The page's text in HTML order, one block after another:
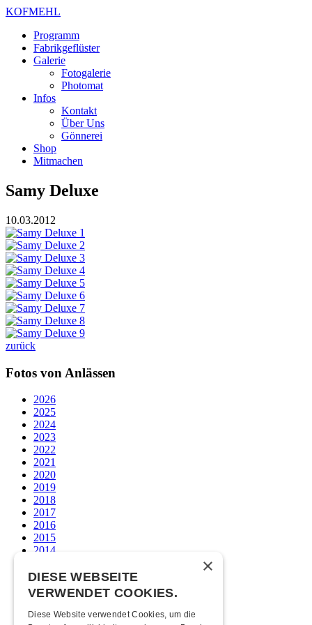
KOFMEHL
Programm
Fabrikgeflüster
Galerie
Fotogalerie
Photomat
Infos
Kontakt
Über Uns
Gönnerei
Shop
Mitmachen
Samy Deluxe
10.03.2012
zurück
Fotos von Anlässen
2026
2025
2024
2023
2022
2021
2020
2019
2018
2017
2016
2015
2014
2012
2011
2010
2009
×
DIESE WEBSEITE
VERWENDET COOKIES.
Diese Website verwendet Cookies, um die